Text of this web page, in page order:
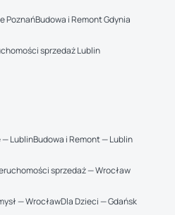
PoznańBudowa i Remont Gdynia
sprzedaż Lublin
— LublinBudowa i Remont — Lublin
sprzedaż — Wrocław
— WrocławDla Dzieci — Gdańsk